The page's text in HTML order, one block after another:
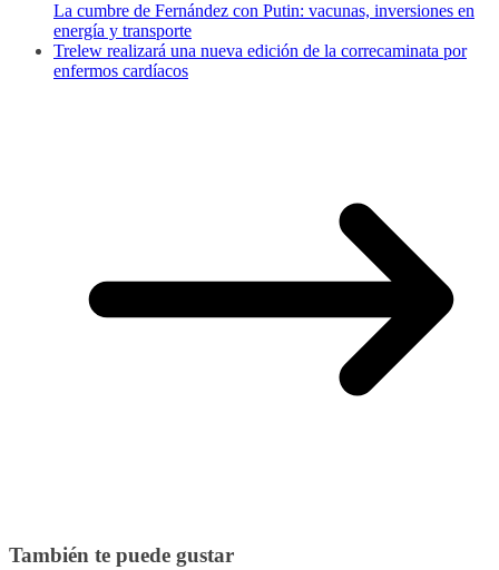
La cumbre de Fernández con Putin: vacunas, inversiones en
energía y transporte
Trelew realizará una nueva edición de la correcaminata por
enfermos cardíacos
También te puede gustar